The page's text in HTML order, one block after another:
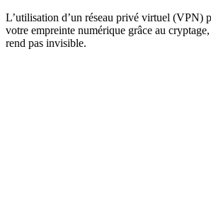
L’utilisation d’un réseau privé virtuel (VPN)
votre empreinte numérique grâce au
rend pas invisible.